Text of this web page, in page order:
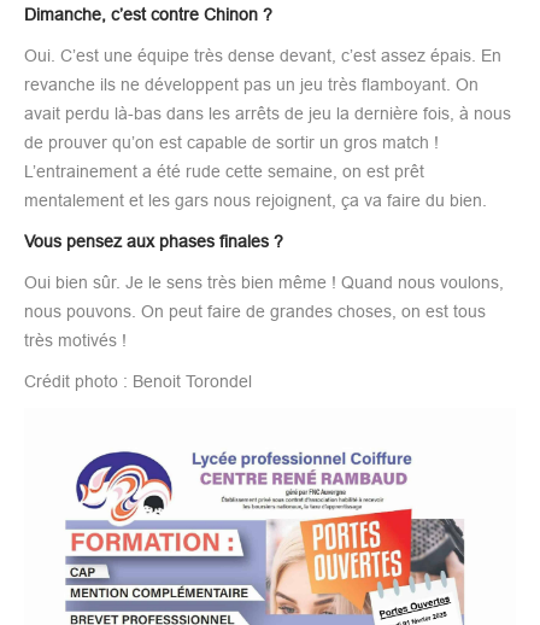
Dimanche, c’est contre Chinon ?
Oui. C’est une équipe très dense devant, c’est assez épais. En
revanche ils ne développent pas un jeu très flamboyant. On
avait perdu là-bas dans les arrêts de jeu la dernière fois, à nous
de prouver qu’on est capable de sortir un gros match !
L’entrainement a été rude cette semaine, on est prêt
mentalement et les gars nous rejoignent, ça va faire du bien.
Vous pensez aux phases finales ?
Oui bien sûr. Je le sens très bien même ! Quand nous voulons,
nous pouvons. On peut faire de grandes choses, on est tous
très motivés !
Crédit photo : Benoit Torondel